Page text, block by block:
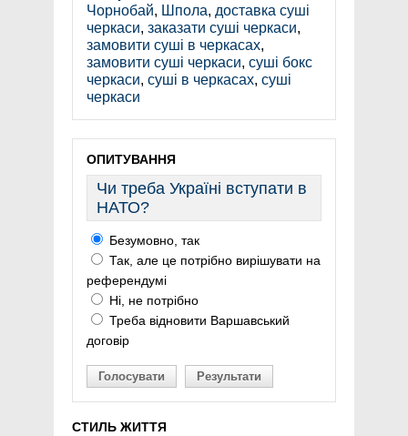
Чорнобай, Шпола, доставка суші
черкаси, заказати суші черкаси,
замовити суші в черкасах,
замовити суші черкаси, суші бокс
черкаси, суші в черкасах, суші
черкаси
ОПИТУВАННЯ
Чи треба Україні вступати в
НАТО?
Безумовно, так
Так, але це потрібно вирішувати на
референдумі
Ні, не потрібно
Треба відновити Варшавський
договір
Голосувати Результати
СТИЛЬ ЖИТТЯ